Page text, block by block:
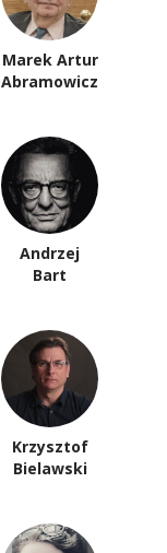
Marek Artur
Abramowicz
Andrzej
Bart
Krzysztof
Bielawski